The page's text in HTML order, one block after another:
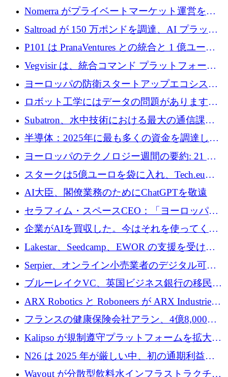
ドラウンドを終了
Nomerra がプライベートマーケット運営を自
動化するために 200 万ドルを調達
Saltroad が 150 万ポンドを調達、AI プラット
フォーム Ogma を買収して子ども向け言語療
P101 は PranaVentures との統合と 1 億ユーロ
のファンドによりシード投資に拡大
Vegvisir は、統合コマンド プラットフォーム
を通じて関連する無人システムを接続するた
めの資金を調達します
ヨーロッパの防衛スタートアップエコシステ
ムとなったハッカソン
ロボット工学にはデータの問題があります。
Macrodata Labs はそれを解決したいと考えて
Subatron、水中技術における最大の通信課題
の 1 つに取り組むために 16 万 2,000 ユーロを
半導体：2025年に最も多くの資金を調達した
10社
ヨーロッパのテクノロジー週間の要約: 21 億
ユーロの取引と Tech.eu Funding Explorer
スタークは5億ユーロを袋に入れ、Tech.eu
Funding Explorerの立ち上げ、そしてルクセン
ブルクの大きな野望
AI大臣、閣僚業務のためにChatGPTを敬遠
セラフィム・スペースCEO：「ヨーロッパは
追いつきつつある」
企業がAIを買収した。今はそれを使ってくれ
る人々が必要です
Lakestar、Seedcamp、EWOR の支援を受け、
SE3 が自律システム用の空間 AI プラットフォ
ームを発表
Serpier、オンライン小売業者のデジタル可視
性向上を支援するために 140 万ユーロを調達
ブルーレイクVC、英国ビジネス銀行の移民主
導スタートアップ支援で初のファンド獲得に
ARX Robotics と Roboneers が ARX Industries
を設立し、無人地上車両の生産を拡大
フランスの健康保険会社アラン、4億8,000万
ユーロの資金調達ラウンドで合意
Kalipso が規制遵守プラットフォームを拡大す
るために 320 万ドルを調達
N26 は 2025 年が厳しい中、初の通期利益を
達成
Wayout が分散型飲料水インフラストラクチャ